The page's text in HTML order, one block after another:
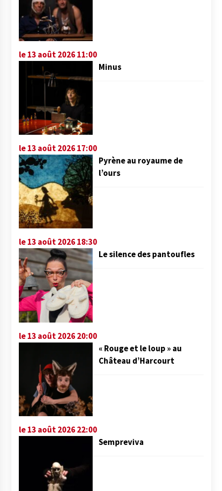
le 13 août 2026 11:00
Minus
le 13 août 2026 17:00
Pyrène au royaume de
l’ours
le 13 août 2026 18:30
Le silence des pantoufles
le 13 août 2026 20:00
« Rouge et le loup » au
Château d’Harcourt
le 13 août 2026 22:00
Sempreviva